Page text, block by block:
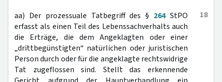
18
aa) Der prozessuale Tatbegriff des § 264StPO
erfasst als einen Teil des Lebenssachverhalts auch
die Erträge, die dem Angeklagten oder einer
„drittbegünstigten“ natürlichen oder juristischen
Person durch oder für die angeklagte rechtswidrige
Tat zugeflossen sind. Stellt das erkennende